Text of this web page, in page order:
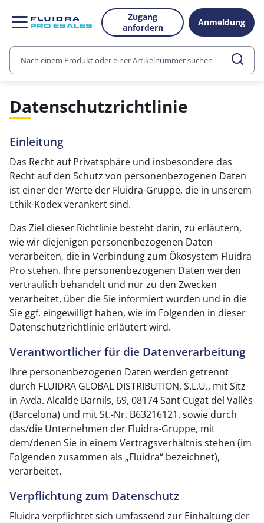
Zugang
anfordern
Anmeldung
Datenschutzrichtlinie
Einleitung
Das Recht auf Privatsphäre und insbesondere das
Recht auf den Schutz von personenbezogenen Daten
ist einer der Werte der Fluidra-Gruppe, die in unserem
Ethik-Kodex verankert sind.
Das Ziel dieser Richtlinie besteht darin, zu erläutern,
wie wir diejenigen personenbezogenen Daten
verarbeiten, die in Verbindung zum Ökosystem Fluidra
Pro stehen. Ihre personenbezogenen Daten werden
vertraulich behandelt und nur zu den Zwecken
verarbeitet, über die Sie informiert wurden und in die
Sie ggf. eingewilligt haben, wie im Folgenden in dieser
Datenschutzrichtlinie erläutert wird.
Verantwortlicher für die Datenverarbeitung
Ihre personenbezogenen Daten werden getrennt
durch FLUIDRA GLOBAL DISTRIBUTION, S.L.U., mit Sitz
in Avda. Alcalde Barnils, 69, 08174 Sant Cugat del Vallès
(Barcelona) und mit St.-Nr. B63216121, sowie durch
das/die Unternehmen der Fluidra-Gruppe, mit
dem/denen Sie in einem Vertragsverhältnis stehen (im
Folgenden zusammen als „Fluidra“ bezeichnet),
verarbeitet.
Verpflichtung zum Datenschutz
Fluidra verpflichtet sich umfassend zur Einhaltung der